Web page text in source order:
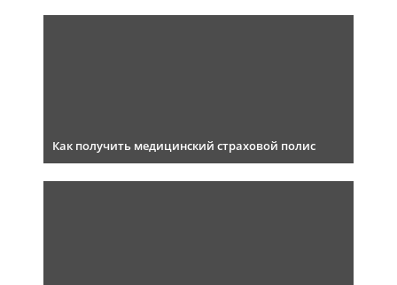
Как получить медицинский страховой полис